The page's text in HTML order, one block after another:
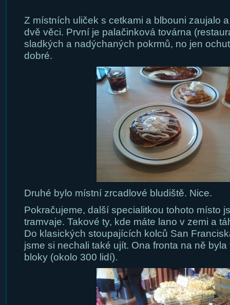
Z místních uliček s cetkami a blbouni zaujalo
dvě věci. První je palačinková továrna
sladkých a nadýchaných pokrmů, no jen
dobré.
Druhé bylo místní zrcadlové bludiště. Nice.
Pokračujeme, další specialitkou tohoto místo
tramvaje. Takové ty, kde máte lano v zemi a
Do klasických stoupajících kolců San
jsme si nechali také ujít. Ona fronta na ně
bloky (okolo 300 lidí).